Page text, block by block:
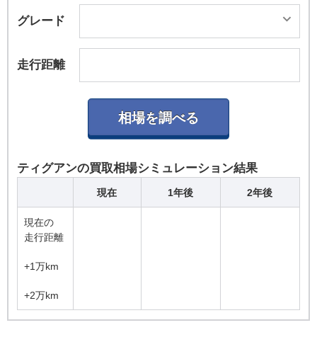
グレード
走行距離
ティグアンの買取相場シミュレーション結果
現在 1年後 2年後
現在の
走行距離
+1万km
+2万km